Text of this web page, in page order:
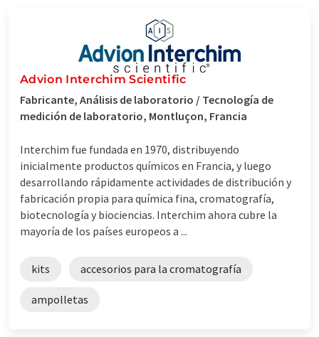
Advion Interchim Scientific
Fabricante, Análisis de laboratorio / Tecnología de
medición de laboratorio, Montluçon, Francia
Interchim fue fundada en 1970, distribuyendo
inicialmente productos químicos en Francia, y luego
desarrollando rápidamente actividades de distribución y
fabricación propia para química fina, cromatografía,
biotecnología y biociencias. Interchim ahora cubre la
mayoría de los países europeos a ...
kits accesorios para la cromatografía
ampolletas